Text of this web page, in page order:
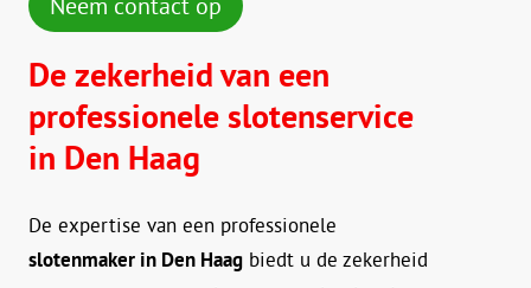
De zekerheid van een
professionele slotenservice
in Den Haag
De expertise van een professionele
slotenmaker in Den Haag biedt u de zekerheid